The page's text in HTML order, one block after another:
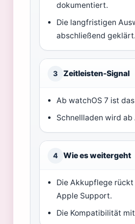
dokumentiert.
Die langfristigen
abschließend geklärt.
3 Zeitleisten-Signal
Ab watchOS 7 ist
Schnellladen wird
4 Wie es weitergeht
Die Akkupflege
Apple Support.
Die Kompatibilität